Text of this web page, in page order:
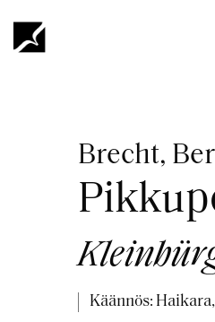
pääsisältöön
Brecht,
Käännös: